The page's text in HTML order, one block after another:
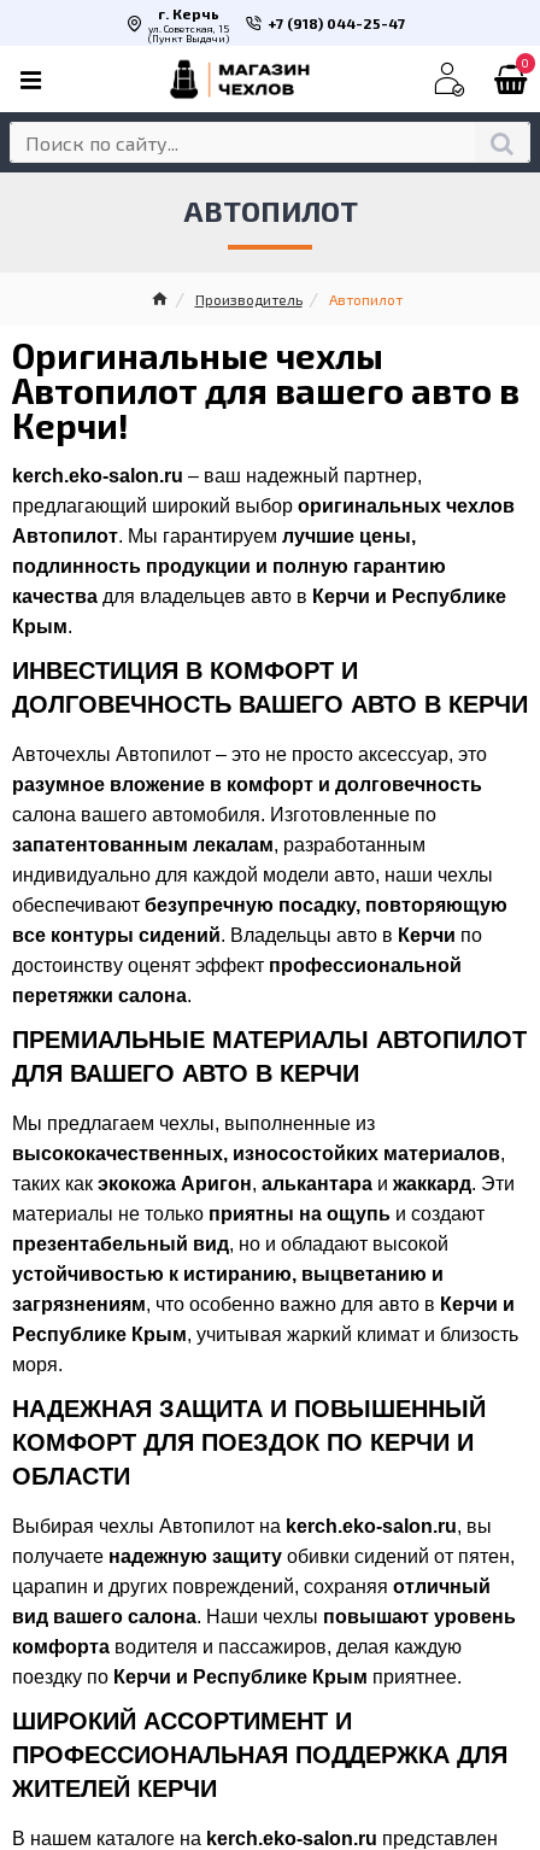
г. Керчь
ул. Советская, 15
(Пункт Выдачи)
+7 (918) 044-25-47
0
Производитель Автопилот
АВТОПИЛОТ
Оригинальные чехлы
Автопилот для вашего авто в
Керчи!
kerch.eko-salon.ru – ваш надежный партнер,
предлагающий широкий выбор оригинальных чехлов
Автопилот. Мы гарантируем лучшие цены,
подлинность продукции и полную гарантию
качества для владельцев авто в Керчи и Республике
Крым.
ИНВЕСТИЦИЯ В КОМФОРТ И
ДОЛГОВЕЧНОСТЬ ВАШЕГО АВТО В КЕРЧИ
Авточехлы Автопилот – это не просто аксессуар, это
разумное вложение в комфорт и долговечность
салона вашего автомобиля. Изготовленные по
запатентованным лекалам, разработанным
индивидуально для каждой модели авто, наши чехлы
обеспечивают безупречную посадку, повторяющую
все контуры сидений. Владельцы авто в Керчи по
достоинству оценят эффект профессиональной
перетяжки салона.
ПРЕМИАЛЬНЫЕ МАТЕРИАЛЫ АВТОПИЛОТ
ДЛЯ ВАШЕГО АВТО В КЕРЧИ
Мы предлагаем чехлы, выполненные из
высококачественных, износостойких материалов,
таких как экокожа Аригон, алькантара и жаккард. Эти
материалы не только приятны на ощупь и создают
презентабельный вид, но и обладают высокой
устойчивостью к истиранию, выцветанию и
загрязнениям, что особенно важно для авто в Керчи и
Республике Крым, учитывая жаркий климат и близость
моря.
НАДЕЖНАЯ ЗАЩИТА И ПОВЫШЕННЫЙ
КОМФОРТ ДЛЯ ПОЕЗДОК ПО КЕРЧИ И
ОБЛАСТИ
Выбирая чехлы Автопилот на kerch.eko-salon.ru, вы
получаете надежную защиту обивки сидений от пятен,
царапин и других повреждений, сохраняя отличный
вид вашего салона. Наши чехлы повышают уровень
комфорта водителя и пассажиров, делая каждую
поездку по Керчи и Республике Крым приятнее.
ШИРОКИЙ АССОРТИМЕНТ И
ПРОФЕССИОНАЛЬНАЯ ПОДДЕРЖКА ДЛЯ
ЖИТЕЛЕЙ КЕРЧИ
В нашем каталоге на kerch.eko-salon.ru представлен